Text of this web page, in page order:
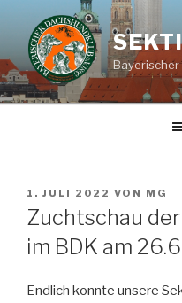
Inhalt
springen
Bayerischer
VERÖFFENTLICHT
AM
1. JULI 2022 VON MG
Zuchtschau
im BDK am
Endlich konnte unsere